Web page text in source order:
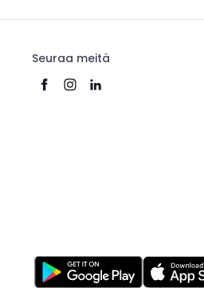
Seuraa meitä